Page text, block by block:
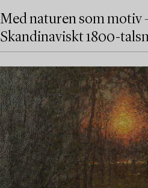
Med naturen som motiv
Skandinaviskt 1800-